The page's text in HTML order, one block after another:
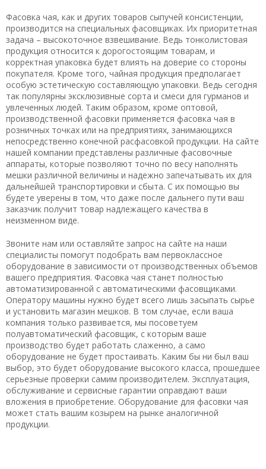
Фасовка чая, как и других товаров сыпучей консистенции,
производится на специальных фасовщиках. Их приоритетная
задача – высокоточное взвешивание. Ведь тонколистовая
продукция относится к дорогостоящим товарам, и
корректная упаковка будет влиять на доверие со стороны
покупателя. Кроме того, чайная продукция предполагает
особую эстетическую составляющую упаковки. Ведь сегодня
так популярны эксклюзивные сорта и смеси для гурманов и
увлеченных людей. Таким образом, кроме оптовой,
производственной фасовки применяется фасовка чая в
розничных точках или на предприятиях, занимающихся
непосредственно конечной расфасовкой продукции. На сайте
нашей компании представлены различные фасовочные
аппараты, которые позволяют точно по весу наполнять
мешки различной величины и надежно запечатывать их для
дальнейшей транспортировки и сбыта. С их помощью вы
будете уверены в том, что даже после дальнего пути ваш
заказчик получит товар надлежащего качества в
неизменном виде.
Звоните нам или оставляйте запрос на сайте на наши
специалисты помогут подобрать вам первоклассное
оборудование в зависимости от производственных объемов
вашего предприятия. Фасовка чая станет полностью
автоматизированной с автоматическими фасовщиками.
Оператору машины нужно будет всего лишь засыпать сырье
и установить магазин мешков. В том случае, если ваша
компания только развивается, мы посоветуем
полуавтоматический фасовщик, с которым ваше
производство будет работать слаженно, а само
оборудование не будет простаивать. Каким бы ни был ваш
выбор, это будет оборудование высокого класса, прошедшее
серьезные проверки самим производителем. Эксплуатация,
обслуживание и сервисные гарантии оправдают ваши
вложения в приобретение. Оборудование для фасовки чая
может стать вашим козырем на рынке аналогичной
продукции.